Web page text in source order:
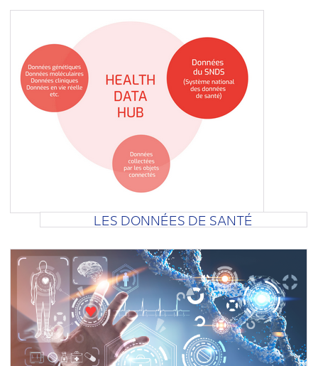
LES DONNÉES DE SANTÉ